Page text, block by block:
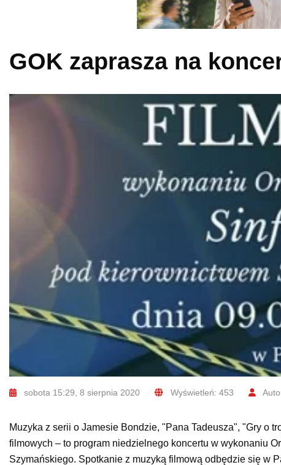
GOK zaprasza na
sobota 15:29, 8 sierpnia 2020 Wyświetleń: 453
Muzyka z serii o Jamesie Bondzie, "Pana Tadeusza", "Gry o
filmowych – to program niedzielnego koncertu w wykonaniu
Szymańskiego. Spotkanie z muzyką filmową odbędzie się w